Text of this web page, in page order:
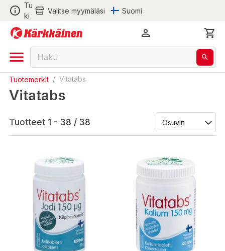
Tu
ki
Valitse myymäläsi Suomi
Tuotemerkit / Vitatabs
Vitatabs
Tuotteet 1 - 38 / 38